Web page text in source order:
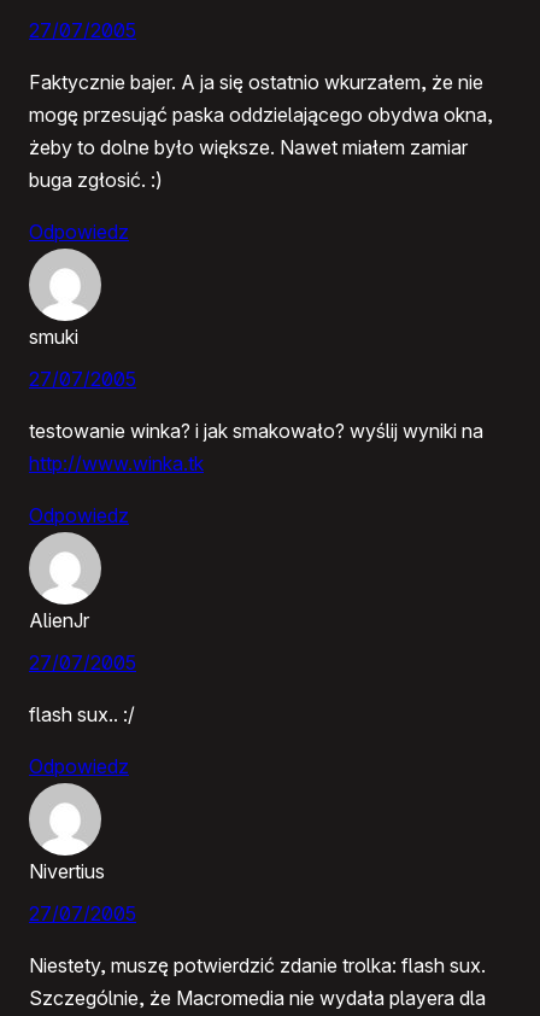
27/07/2005
Faktycznie bajer. A ja się ostatnio wkurzałem, że nie
mogę przesująć paska oddzielającego obydwa okna,
żeby to dolne było większe. Nawet miałem zamiar
buga zgłosić. :)
Odpowiedz
smuki
27/07/2005
testowanie winka? i jak smakowało? wyślij wyniki na
http://www.winka.tk
Odpowiedz
AlienJr
27/07/2005
flash sux.. :/
Odpowiedz
Nivertius
27/07/2005
Niestety, muszę potwierdzić zdanie trolka: flash sux.
Szczególnie, że Macromedia nie wydała playera dla